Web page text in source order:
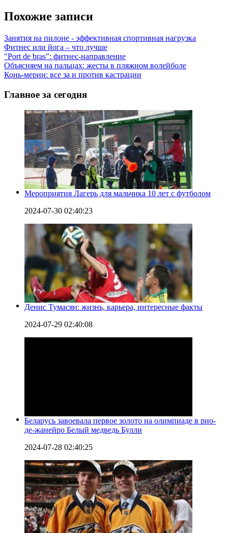
Похожие записи
Занятия на пилоне - эффективная спортивная нагрузка
Фитнес или йога – что лучше
"Port de bras": фитнес-направление
Объясняем на пальцах: жесты в пляжном волейболе
Конь-мерин: все за и против кастрации
Главное за сегодня
Мероприятия Лагерь для мальчика 10 лет с футболом
2024-07-30 02:40:23
Денис Тумасян: жизнь, карьера, интересные факты
2024-07-29 02:40:08
Беларусь завоевала первое золото на олимпиаде в рио-
де-жанейро Белый медведь Булли
2024-07-28 02:40:25